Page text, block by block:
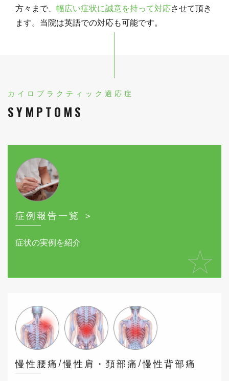
方々まで、 幅広い症状に誠意を持って対応させて頂き
ます。当院は英語での対応も可能です。
カイロプラクティック適応症
SYMPTOMS
症例報告一覧 ＞
症状の実例を紹介
★
慢性腰痛/慢性肩・頚部痛/慢性背部痛